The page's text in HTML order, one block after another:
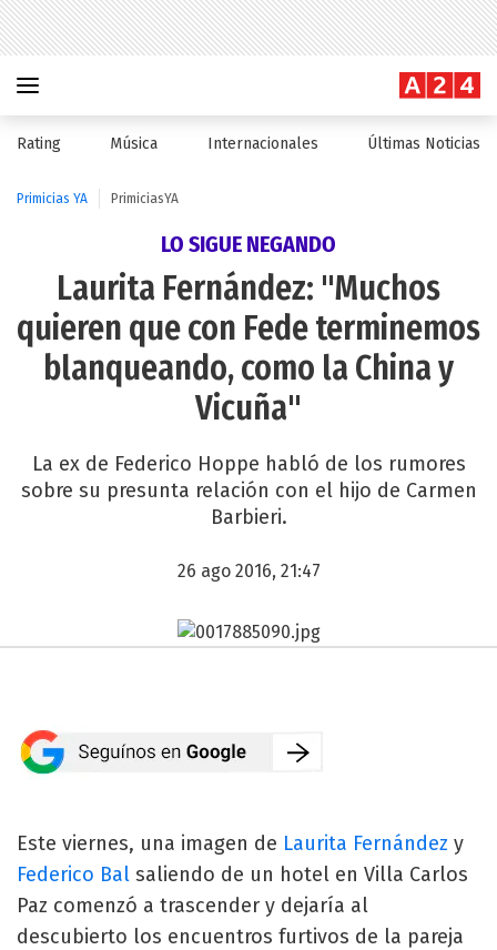
Rating Música Internacionales Últimas Noticias
Primicias YA PrimiciasYA
LO SIGUE NEGANDO
Laurita Fernández: "Muchos
quieren que con Fede terminemos
blanqueando, como la China y
Vicuña"
La ex de Federico Hoppe habló de los rumores
sobre su presunta relación con el hijo de Carmen
Barbieri.
26 ago 2016, 21:47
Este viernes, una imagen de Laurita Fernández y
Federico Bal saliendo de un hotel en Villa Carlos
Paz comenzó a trascender y dejaría al
descubierto los encuentros furtivos de la pareja